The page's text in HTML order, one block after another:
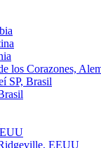
los Corazones,
SP, Brasil
EEUU